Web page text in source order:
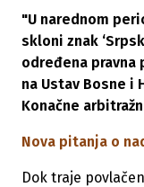
"U narednom
skloni znak
određena pravna
na Ustav Bosne i
Konačne
Nova pitanja o
Dok traje